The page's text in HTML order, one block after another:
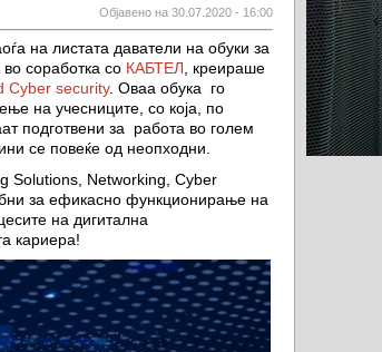
Објавено на 30.07.2020 - 16:00
на листата даватели на обуки за
соработка со КАБТЕЛ, креираше
Cyber security. Оваа обука го
на учесниците, со која, по
подготвени за работа во голем
се повеќе од неопходни.
Solutions, Networking, Cyber
за ефикасно функционирање на
на дигитална
кариера!